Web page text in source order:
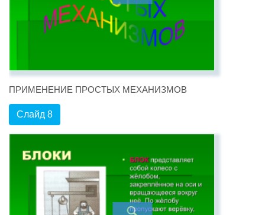
ПРИМЕНЕНИЕ ПРОСТЫХ МЕХАНИЗМОВ
Слайд 8